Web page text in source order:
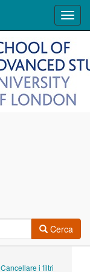
Cerca
Cancellare i filtri